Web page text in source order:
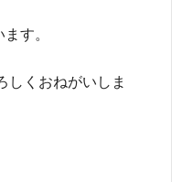
す。
しくおねがいしま